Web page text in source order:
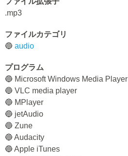
.mp3
ファイルカテゴリ
🔵 audio
プログラム
🔵 Microsoft Windows Media Player
🔵 VLC media player
🔵 MPlayer
🔵 jetAudio
🔵 Zune
🔵 Audacity
🔵 Apple iTunes